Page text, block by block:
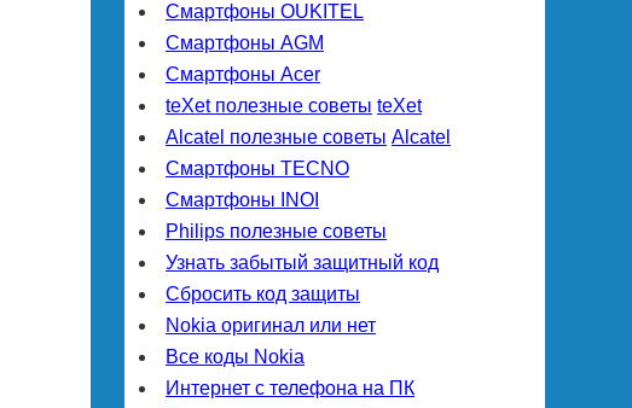
Смартфоны OUKITEL
Смартфоны AGM
Смартфоны Acer
teXet полезные советы teXet
Alcatel полезные советы Alcatel
Смартфоны TECNO
Смартфоны INOI
Philips полезные советы
Узнать забытый защитный код
Сбросить код защиты
Nokia оригинал или нет
Все коды Nokia
Интернет с телефона на ПК